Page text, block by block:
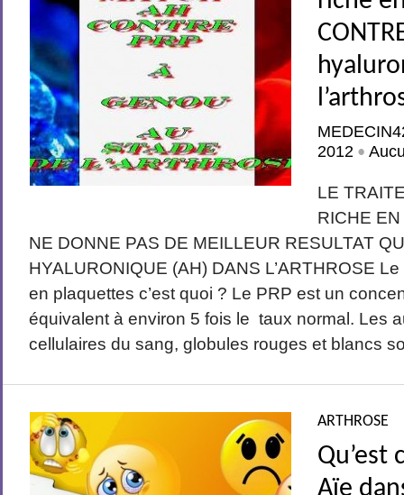
2012 •
LE
RICHE
NE DONNE PAS DE MEILLEUR RESULTAT
HYALURONIQUE (AH) DANS L’ARTHROSE
en plaquettes c’est quoi ? Le PRP est un
équivalent à environ 5 fois le taux normal. Les
cellulaires du sang, globules rouges et blancs
ARTHROSE
Qu’est
Aïe